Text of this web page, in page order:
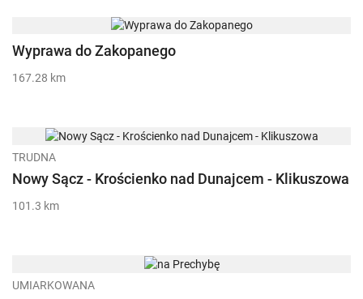
Wyprawa do Zakopanego
167.28 km
TRUDNA
Nowy Sącz - Krościenko nad Dunajcem - Klikuszowa
101.3 km
UMIARKOWANA